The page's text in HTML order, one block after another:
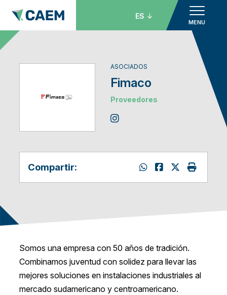
MENU
ES
ASOCIADOS
Fimaco
Proveedores
Compartir:
Somos una empresa con 50 años de tradición.
Combinamos juventud con solidez para llevar las
mejores soluciones en instalaciones industriales al
mercado sudamericano y centroamericano.